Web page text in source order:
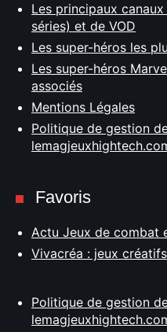
Les principaux
séries) et de VOD
Les super-héros les
Les super-héros
associés
Mentions Légales
Politique de gestion
Favoris
Actu Jeux de combat
Vivacréa : jeux créatifs
Politique de gestion